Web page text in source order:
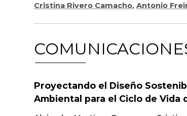
Cristina Rivero Camacho,Antonio
Proyectando el Diseño
Ambiental para el Ciclo de Vida